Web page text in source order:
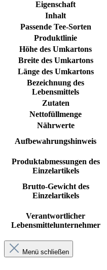
Eigenschaft
Inhalt
Passende Tee-Sorten
Produktlinie
Höhe des Umkartons
Breite des Umkartons
Länge des Umkartons
Bezeichnung des
Lebensmittels
Zutaten
Nettofüllmenge
Nährwerte
Aufbewahrungshinweis
Produktabmessungen des
Einzelartikels
Brutto-Gewicht des
Einzelartikels
Verantwortlicher
Lebensmittelunternehmer
Menü schließen